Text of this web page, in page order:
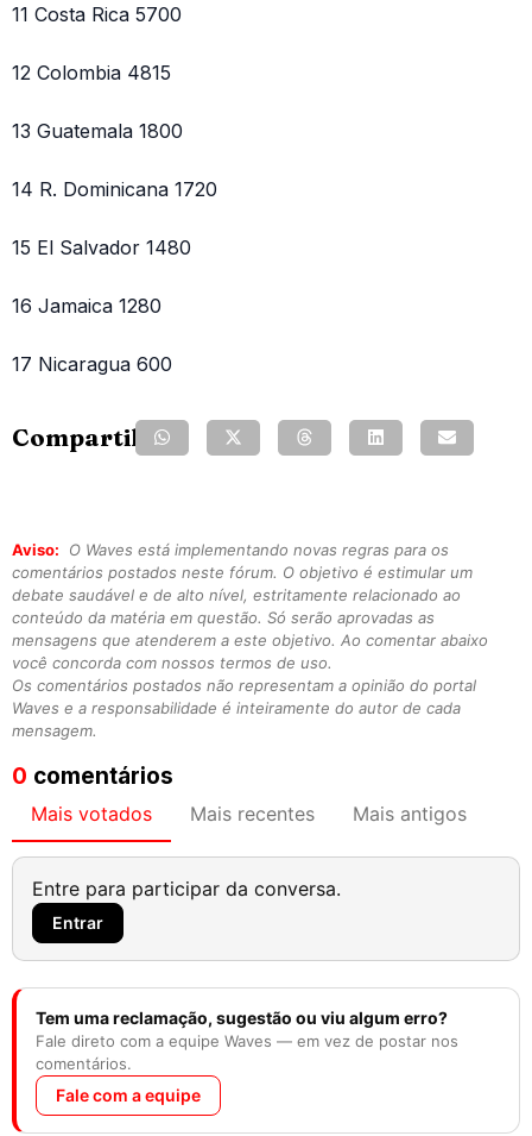
11 Costa Rica 5700
12 Colombia 4815
13 Guatemala 1800
14 R. Dominicana 1720
15 El Salvador 1480
16 Jamaica 1280
17 Nicaragua 600
Compartilhe:
Aviso:
O Waves está implementando novas regras para os
comentários postados neste fórum. O objetivo é estimular um
debate saudável e de alto nível, estritamente relacionado ao
conteúdo da matéria em questão. Só serão aprovadas as
mensagens que atenderem a este objetivo. Ao comentar abaixo
você concorda com nossos termos de uso.
Os comentários postados não representam a opinião do portal
Waves e a responsabilidade é inteiramente do autor de cada
mensagem.
0 comentários
Mais votados Mais recentes Mais antigos
Entre para participar da conversa.
Entrar
Tem uma reclamação, sugestão ou viu algum erro?
Fale direto com a equipe Waves — em vez de postar nos
comentários.
Fale com a equipe